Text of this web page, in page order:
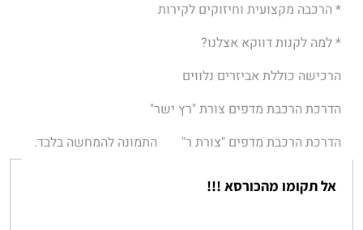
* הרכבה מקצועית וחיזוקים לקירות
* למה לקנות דווקא אצלנו?
הרכישה כוללת אביזרים נלווים
הדרכת הרכבת מדפים צורת "רץ ישר"
הדרכת הרכבת מדפים "צורת ר"
התמונה להמחשה בלבד.
אל תקומו מהכורסא !!!